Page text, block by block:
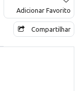
Adicionar Favorito
Compartilhar